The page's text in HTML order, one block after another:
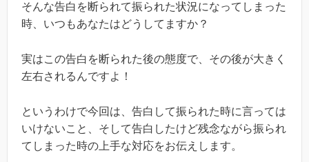
そんな告白を断られて振られた状況になってしまった
時、いつもあなたはどうしてますか？
実はこの告白を断られた後の態度で、その後が大きく
左右されるんですよ！
というわけで今回は、告白して振られた時に言っては
いけないこと、そして告白したけど残念ながら振られ
てしまった時の上手な対応をお伝えします。